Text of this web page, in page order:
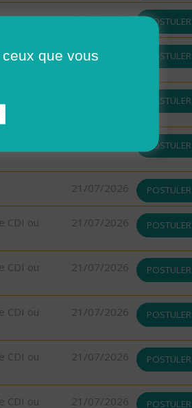
24/07/2026 POSTULER
23/07/2026 POSTULER
POSTULER
POSTULER
21/07/2026 POSTULER
CDI ou
21/07/2026 POSTULER
CDI ou
21/07/2026 POSTULER
CDI ou
21/07/2026 POSTULER
CDI ou
21/07/2026 POSTULER
CDI ou
21/07/2026 POSTULER
que vous